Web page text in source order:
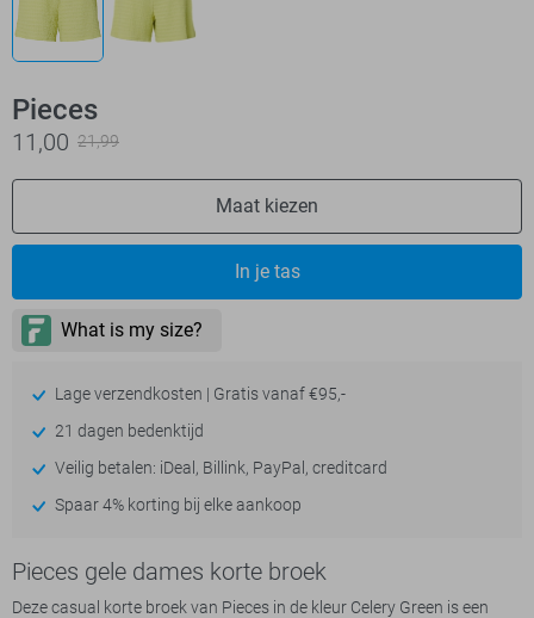
Pieces
11,00 21,99
Maat kiezen
In je tas
Lage verzendkosten | Gratis vanaf €95,-
21 dagen bedenktijd
Veilig betalen: iDeal, Billink, PayPal, creditcard
Spaar 4% korting bij elke aankoop
Pieces gele dames korte broek
Deze casual korte broek van Pieces in de kleur Celery Green is een